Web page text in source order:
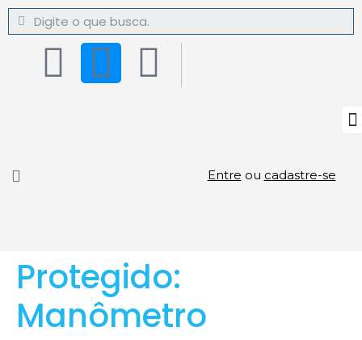
Entre ou cadastre-se
Protegido:
Manômetro